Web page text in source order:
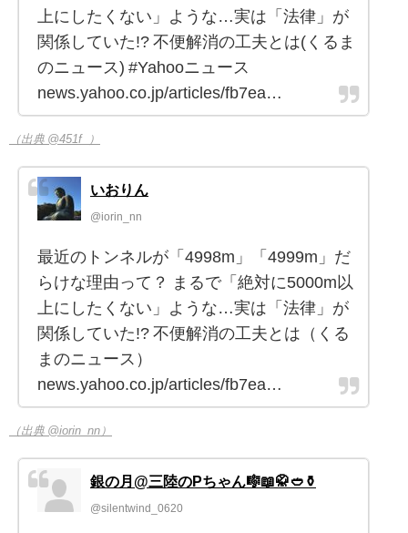
上にしたくない」ような…実は「法律」が
関係していた!? 不便解消の工夫とは(くるま
のニュース) #Yahooニュース
news.yahoo.co.jp/articles/fb7ea…
（出典 @451f_）
いおりん
@iorin_nn
最近のトンネルが「4998m」「4999m」だ
らけな理由って？ まるで「絶対に5000m以
上にしたくない」ような…実は「法律」が
関係していた!? 不便解消の工夫とは（くる
まのニュース）
news.yahoo.co.jp/articles/fb7ea…
（出典 @iorin_nn）
銀の月@三陸のPちゃん🎼📖🥋🥙⚱️
@silentwind_0620